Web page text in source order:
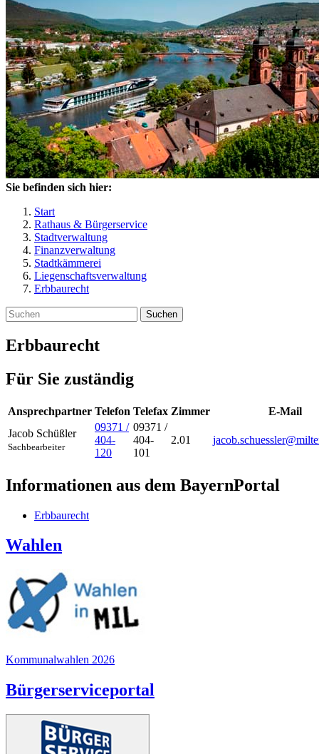
Sie befinden sich hier:
Start
Rathaus & Bürgerservice
Stadtverwaltung
Finanzverwaltung
Stadtkämmerei
Liegenschaftsverwaltung
Erbbaurecht
Suchen
Erbbaurecht
Für Sie zuständig
Ansprechpartner Telefon Telefax Zimmer
E-Mail
Jacob Schüßler
Sachbearbeiter
09371 /
404-
120
09371 /
404-
101
2.01
Informationen aus dem BayernPortal
Erbbaurecht
Wahlen
Kommunalwahlen 2026
Bürgerserviceportal